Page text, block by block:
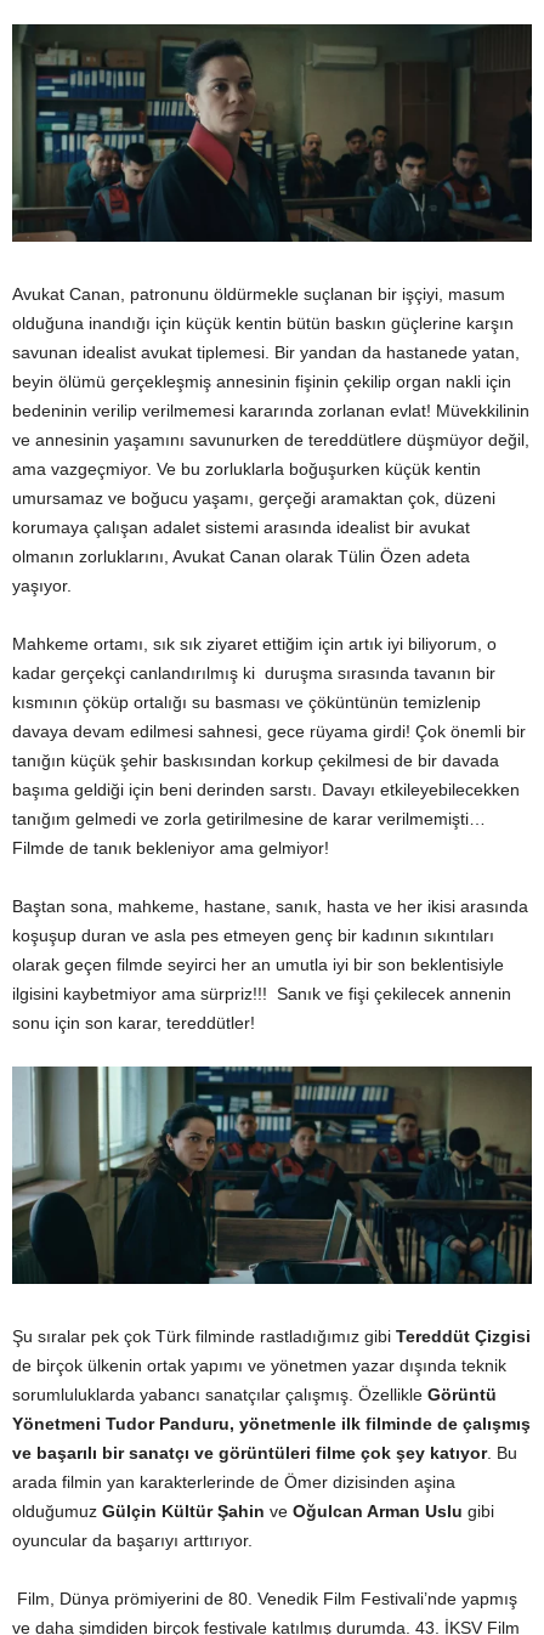
Avukat Canan, patronunu öldürmekle suçlanan bir işçiyi, masum
olduğuna inandığı için küçük kentin bütün baskın güçlerine karşın
savunan idealist avukat tiplemesi. Bir yandan da hastanede yatan,
beyin ölümü gerçekleşmiş annesinin fişinin çekilip organ nakli için
bedeninin verilip verilmemesi kararında zorlanan evlat! Müvekkilinin
ve annesinin yaşamını savunurken de tereddütlere düşmüyor değil,
ama vazgeçmiyor. Ve bu zorluklarla boğuşurken küçük kentin
umursamaz ve boğucu yaşamı, gerçeği aramaktan çok, düzeni
korumaya çalışan adalet sistemi arasında idealist bir avukat
olmanın zorluklarını, Avukat Canan olarak Tülin Özen adeta
yaşıyor.
Mahkeme ortamı, sık sık ziyaret ettiğim için artık iyi biliyorum, o
kadar gerçekçi canlandırılmış ki duruşma sırasında tavanın bir
kısmının çöküp ortalığı su basması ve çöküntünün temizlenip
davaya devam edilmesi sahnesi, gece rüyama girdi! Çok önemli bir
tanığın küçük şehir baskısından korkup çekilmesi de bir davada
başıma geldiği için beni derinden sarstı. Davayı etkileyebilecekken
tanığım gelmedi ve zorla getirilmesine de karar verilmemişti…
Filmde de tanık bekleniyor ama gelmiyor!
Baştan sona, mahkeme, hastane, sanık, hasta ve her ikisi arasında
koşuşup duran ve asla pes etmeyen genç bir kadının sıkıntıları
olarak geçen filmde seyirci her an umutla iyi bir son beklentisiyle
ilgisini kaybetmiyor ama sürpriz!!! Sanık ve fişi çekilecek annenin
sonu için son karar, tereddütler!
Şu sıralar pek çok Türk filminde rastladığımız gibi Tereddüt Çizgisi
de birçok ülkenin ortak yapımı ve yönetmen yazar dışında teknik
sorumluluklarda yabancı sanatçılar çalışmış. Özellikle Görüntü
Yönetmeni Tudor Panduru, yönetmenle ilk filminde de çalışmış
ve başarılı bir sanatçı ve görüntüleri filme çok şey katıyor. Bu
arada filmin yan karakterlerinde de Ömer dizisinden aşina
olduğumuz Gülçin Kültür Şahin ve Oğulcan Arman Uslu gibi
oyuncular da başarıyı arttırıyor.
Film, Dünya prömiyerini de 80. Venedik Film Festivali’nde yapmış
ve daha şimdiden birçok festivale katılmış durumda. 43. İKSV Film